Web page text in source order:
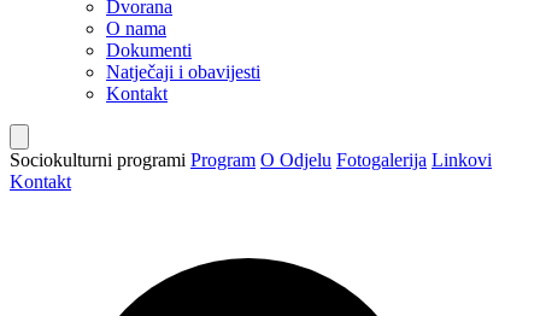
Dvorana
O nama
Dokumenti
Natječaji i obavijesti
Kontakt
Sociokulturni programi Program O Odjelu Fotogalerija Linkovi
Kontakt